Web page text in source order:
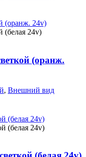
(оранж.
, Внешний вид